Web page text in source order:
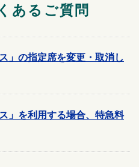
あるご質問
」の指定席を変更・取消し
」を利用する場合、特急料